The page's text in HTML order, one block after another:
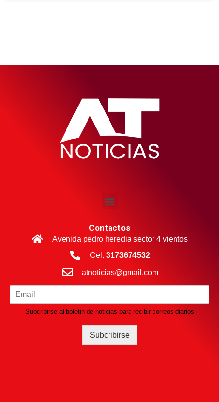
Contactos
Avenida pedro heredia sector 4 vientos
Cel: 3173674532
atnoticias@gmail.com
Subcribirse al boletin de noticias para recibir correos diarios
Subcribirse